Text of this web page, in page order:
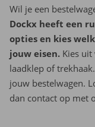
Wil je een
Dockx heeft een
opties en kies
jouw eisen. Kies
laadklep of
jouw bestelwagen.
dan contact op met